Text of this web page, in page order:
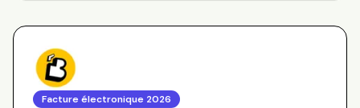
Facture électronique 2026